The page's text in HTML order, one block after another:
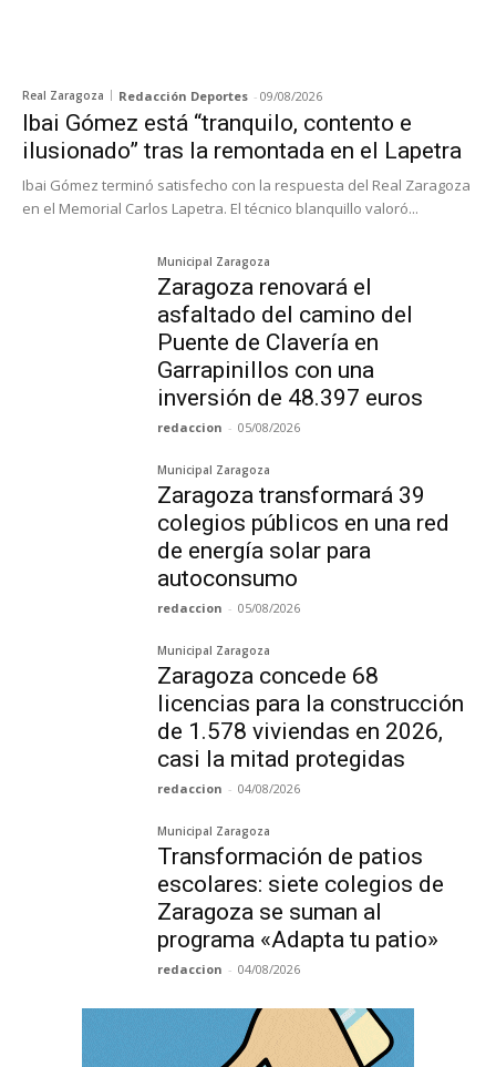
Real Zaragoza Redacción Deportes - 09/08/2026
Ibai Gómez está “tranquilo, contento e
ilusionado” tras la remontada en el Lapetra
Ibai Gómez terminó satisfecho con la respuesta del Real Zaragoza
en el Memorial Carlos Lapetra. El técnico blanquillo valoró...
Municipal Zaragoza
Zaragoza renovará el
asfaltado del camino del
Puente de Clavería en
Garrapinillos con una
inversión de 48.397 euros
redaccion - 05/08/2026
Municipal Zaragoza
Zaragoza transformará 39
colegios públicos en una red
de energía solar para
autoconsumo
redaccion - 05/08/2026
Municipal Zaragoza
Zaragoza concede 68
licencias para la construcción
de 1.578 viviendas en 2026,
casi la mitad protegidas
redaccion - 04/08/2026
Municipal Zaragoza
Transformación de patios
escolares: siete colegios de
Zaragoza se suman al
programa «Adapta tu patio»
redaccion - 04/08/2026